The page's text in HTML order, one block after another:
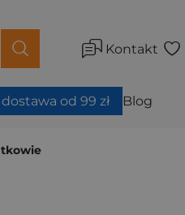
Kontakt
od 99 zł Blog